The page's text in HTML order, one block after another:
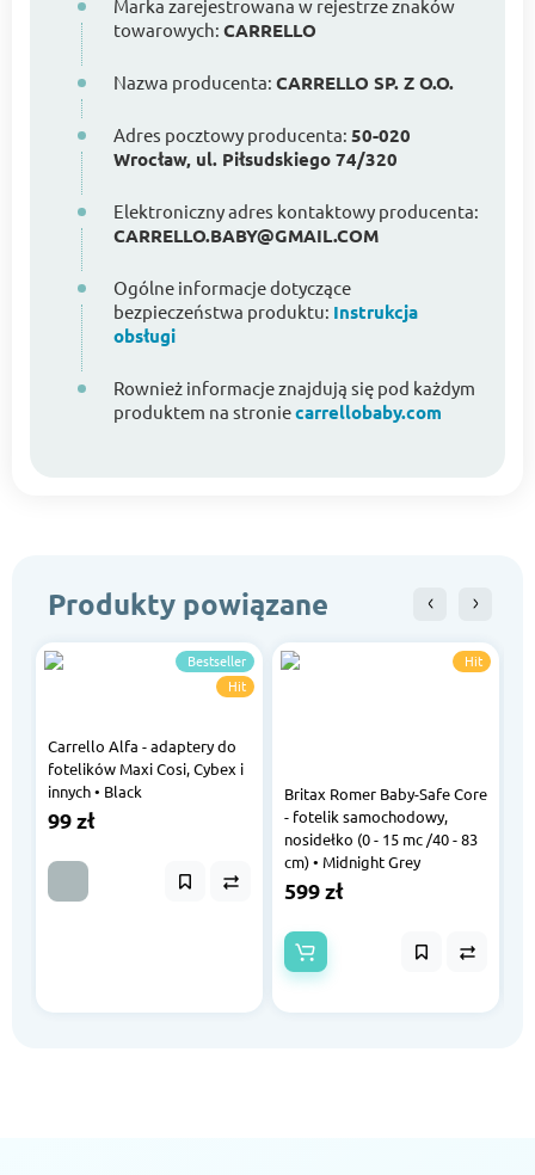
Marka zarejestrowana w rejestrze znaków
towarowych: CARRELLO
Nazwa producenta: CARRELLO SP. Z O.O.
Adres pocztowy producenta: 50-020
Wrocław, ul. Piłsudskiego 74/320
Elektroniczny adres kontaktowy producenta:
CARRELLO.BABY@GMAIL.COM
Ogólne informacje dotyczące
bezpieczeństwa produktu: Instrukcja
obsługi
Rownież informacje znajdują się pod każdym
produktem na stroniecarrellobaby.com
Produkty powiązane
Bestseller
Hit
Carrello Alfa - adaptery do
fotelików Maxi Cosi, Cybex i
innyсh • Black
99 zł
Hit
Britax Romer Baby-Safe Core
- fotelik samochodowy,
nosidełko (0 - 15 mc /40 - 83
cm) • Midnight Grey
599 zł